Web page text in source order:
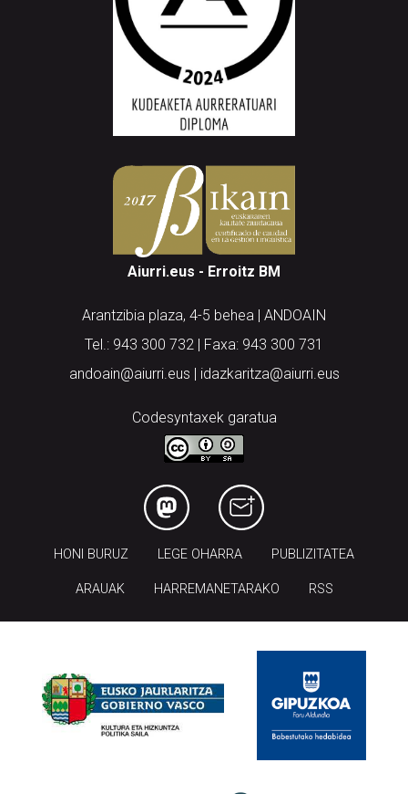
Aiurri.eus - Erroitz BM
Arantzibia plaza, 4-5 behea | ANDOAIN
Tel.: 943 300 732 | Faxa: 943 300 731
andoain@aiurri.eus | idazkaritza@aiurri.eus
Codesyntaxek garatua
HONI BURUZ LEGE OHARRA PUBLIZITATEA
ARAUAK HARREMANETARAKO RSS